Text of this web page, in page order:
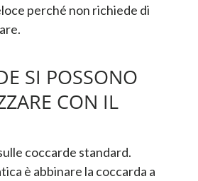
perché non richiede di
SI POSSONO
CON IL
coccarde standard.
è abbinare la coccarda a